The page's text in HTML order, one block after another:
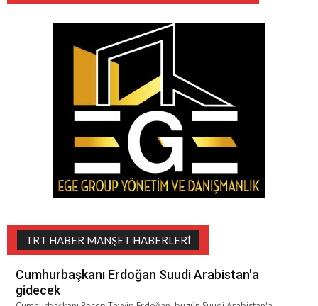
TRT HABER MANŞET HABERLERI
Cumhurbaşkanı Erdoğan Suudi Arabistan'a
gidecek